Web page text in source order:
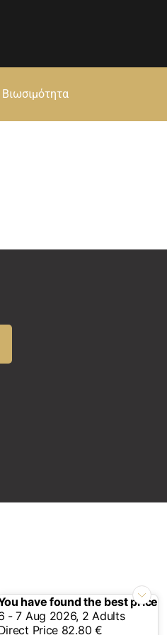
Βιωσιμότητα